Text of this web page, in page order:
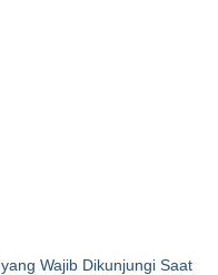
Wajib Dikunjungi Saat